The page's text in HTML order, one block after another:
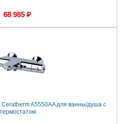
68 985 ₽
A5550AA для ванны/душа с
термостатом